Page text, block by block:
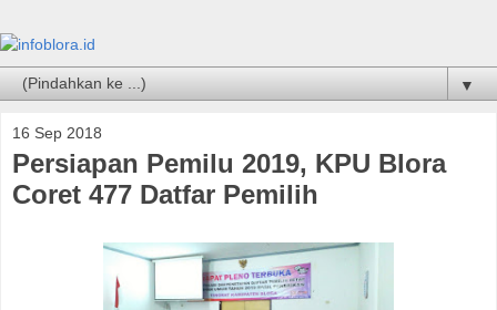
▼
16 Sep 2018
Persiapan Pemilu 2019, KPU Blora
Coret 477 Datfar Pemilih